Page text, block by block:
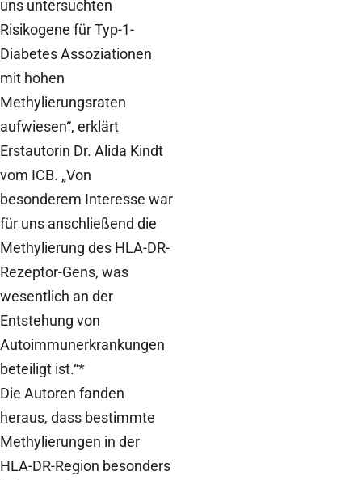
uns untersuchten
Risikogene für Typ-1-
Diabetes Assoziationen
mit hohen
Methylierungsraten
aufwiesen“, erklärt
Erstautorin Dr. Alida Kindt
vom ICB. „Von
besonderem Interesse war
für uns anschließend die
Methylierung des HLA-DR-
Rezeptor-Gens, was
wesentlich an der
Entstehung von
Autoimmunerkrankungen
beteiligt ist.“*
Die Autoren fanden
heraus, dass bestimmte
Methylierungen in der
HLA-DR-Region besonders